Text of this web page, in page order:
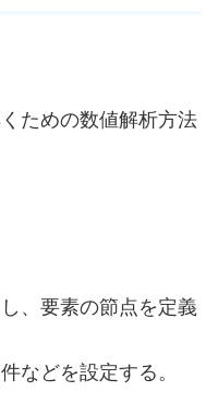
ための数値解析方法
、要素の節点を定義
などを設定する。